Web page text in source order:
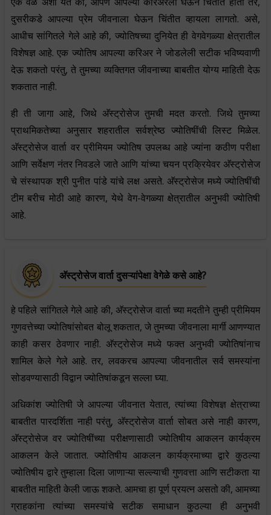
दुसरीकडे आपल्या प्रेम जीवनाला घेऊन चिंतीत व्हायला लागतो. असे,
आधीच सांगितले गेले आहे की, ज्योतिषच्या दुनियेत ही वेगवेगळ्या क्षेत्रातील
विशेषज्ञ आहे. एक ज्योतिष आपल्या करिअर ने जोडलेली सटीक भविष्यवाणी
देऊ शकतो परंतु, ते तुमच्या व्यक्तिगत जीवनाच्या बाबतीत योग्य माहिती देऊ
शकतात नाही.
ही ती जागा आहे, जिथे अ‍ॅस्ट्रोसेज तुमची मदत करतो. जिथे तुमच्या
प्राथमिकतेच्या अनुसार शहरातील सर्वश्रेष्ठ ज्योतिषींची लिस्ट मिळेल.
अ‍ॅस्ट्रोसेज वार्ता वर प्रीमियम ज्योतिष उपलब्ध आहे ज्यांना कठीण परीक्षा
आणि सर्वेक्षण नंतर निवडले जाते आणि यांच्या चयन प्रक्रियेवर अ‍ॅस्ट्रोसेज
चे संस्थापक श्री पुनीत पांडे यांचे लक्ष असते. अ‍ॅस्ट्रोसेज मध्ये ज्योतिषींची
टीम बरीच मोठी आहे कारण, येथे वेग-वेगळ्या क्षेत्रातील अनुभवी ज्योतिषी
आहे.
अ‍ॅस्ट्रोसेज वार्ता दुसऱ्यांपेक्षा वेगेळे कसे आहे?
हे पहिले सांगितले गेले आहे की, अ‍ॅस्ट्रोसेज वार्ता च्या मदतीने तुम्ही प्रीमियम
गुणवत्तेच्या ज्योतिषांसोबत बोलू शकतात, जे तुमच्या जीवनाला मार्गी आणण्यात
काही कसर ठेवणार नाही. अ‍ॅस्ट्रोसेज मध्ये फक्त अनुभवी ज्योतिषांनाच
शामिल केले गेले आहे. तर, लवकरच आपल्या जीवनातील सर्व समस्यांना
सोडवण्यासाठी विद्वान ज्योतिषांकडून सल्ला घ्या.
अधिकांश ज्योतिषी जे आपल्या जीवनात येतात, त्यांच्या विशेषज्ञ क्षेत्राच्या
बाबतीत पारदर्शिता नाही परंतु, अ‍ॅस्ट्रोसेज वार्ता सोबत असे नाही कारण,
अ‍ॅस्ट्रोसेज वर ज्योतिषींच्या परीक्षणासाठी ज्योतिषीय आकलन कार्यक्रम
आकलन केले जातात. ज्योतिषीय आकलन कार्यक्रमाच्या द्वारे कुठल्या
ज्योतिषीय द्वारे तुम्हाला दिला जाणाऱ्या सल्ल्याची गुणवत्ता आणि सटीकता या
बाबतीत माहिती केली जाऊ शकते. आमचा हा पूर्ण प्रयत्न असतो की, आमच्या
ग्राहकांना त्यांच्या समस्यांचे सटीक समाधान कुठल्या ही अनुभवी